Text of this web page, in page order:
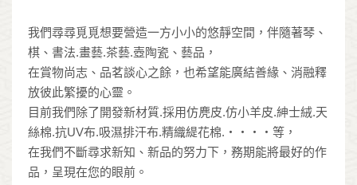
我們尋尋覓覓想要營造一方小小的悠靜空間，伴隨著琴、
棋、書法.畫藝.茶藝.壺陶瓷、藝品，
在賞物尚志、品茗談心之餘，也希望能廣結善緣、消融釋
放彼此繁擾的心靈。
目前我們除了開發新材質.採用仿麂皮.仿小羊皮.紳士絨.天
絲棉.抗UV布.吸濕排汗布.精織緹花棉.‧‧‧‧等，
在我們不斷尋求新知、新品的努力下，務期能將最好的作
品，呈現在您的眼前。